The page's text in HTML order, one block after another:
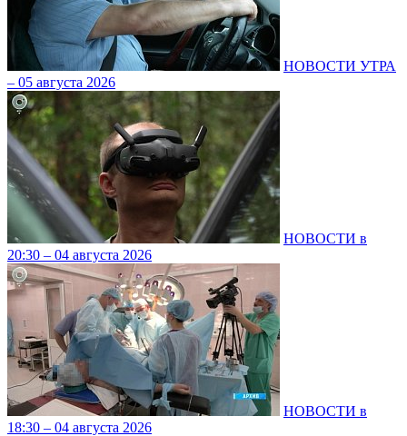
НОВОСТИ УТРА
– 05 августа 2026
НОВОСТИ в
20:30 – 04 августа 2026
НОВОСТИ в
18:30 – 04 августа 2026